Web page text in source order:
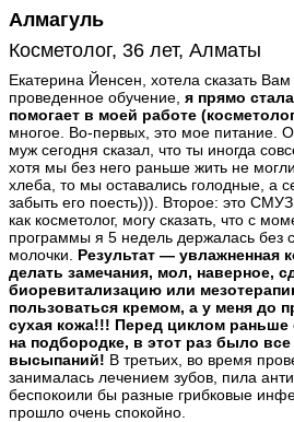
Алмагуль
Косметолог, 36 лет, Алматы
Екатерина Йенсен, хотела сказать
проведенное обучение, я прямо
помогает в моей работе
многое. Во-первых, это мое питание.
муж сегодня сказал, что ты иногда
хотя мы без него раньше жить не
хлеба, то мы оставались голодные, а
забыть его поесть))). Второе: это
как косметолог, могу сказать, что с
программы я 5 недель держалась без
молочки. Результат — увлажненная
делать замечания, мол, наверное,
биоревитализацию или
пользоваться кремом, а у меня до
сухая кожа!!! Перед циклом
на подбородке, в этот раз было все
высыпаний! В третьих, во время
занималась лечением зубов, пила
беспокоили бы разные грибковые
прошло очень спокойно.